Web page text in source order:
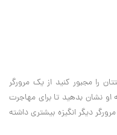
را مجبور کنید از یک مرورگر
او نشان بدهید تا برای مهاجرت
دیگر انگیزه بیشتری داشته